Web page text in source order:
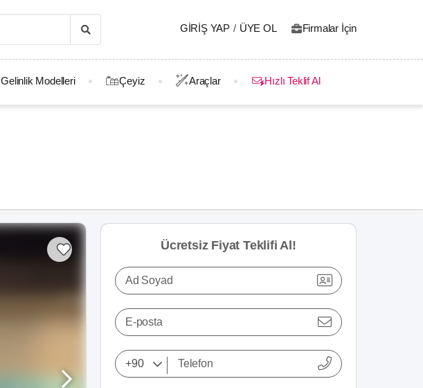
GIRIŞ YAP / ÜYE OL Firmalar İçin
Gelinlik Modelleri Çeyiz Araçlar Hızlı Teklif Al
Ücretsiz Fiyat Teklifi Al!
Ad Soyad
E-posta